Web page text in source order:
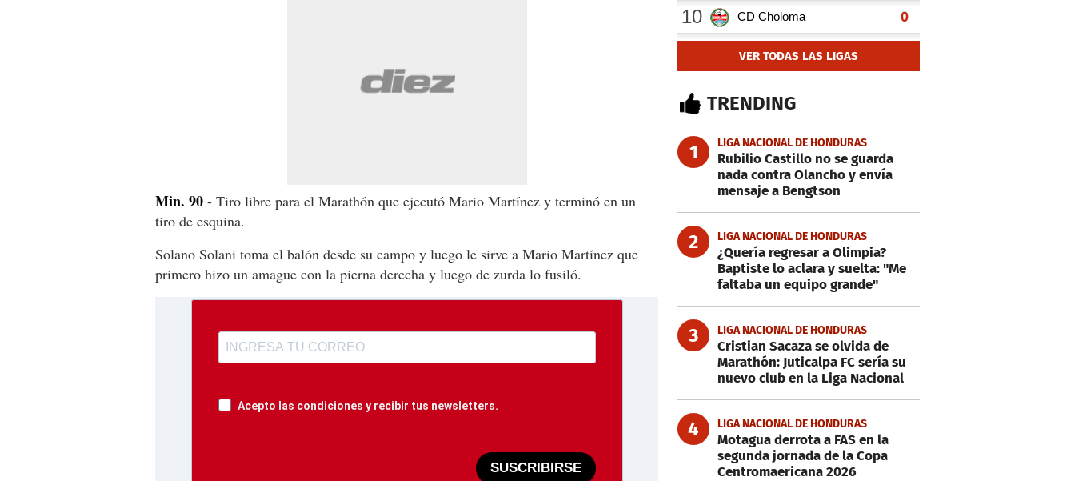
Min. 90 - Tiro libre para el Marathón que ejecutó Mario Martínez y terminó en un
tiro de esquina.
Solano Solani toma el balón desde su campo y luego le sirve a Mario Martínez que
primero hizo un amague con la pierna derecha y luego de zurda lo fusiló.
Acepto las condiciones y recibir tus newsletters.
SUSCRIBIRSE
VER TODAS LAS LIGAS
TRENDING
1 LIGA NACIONAL DE HONDURAS
Rubilio Castillo no se guarda
nada contra Olancho y envía
mensaje a Bengtson
2 LIGA NACIONAL DE HONDURAS
¿Quería regresar a Olimpia?
Baptiste lo aclara y suelta: "Me
faltaba un equipo grande"
3 LIGA NACIONAL DE HONDURAS
Cristian Sacaza se olvida de
Marathón: Juticalpa FC sería su
nuevo club en la Liga Nacional
4 LIGA NACIONAL DE HONDURAS
Motagua derrota a FAS en la
segunda jornada de la Copa
Centromaericana 2026